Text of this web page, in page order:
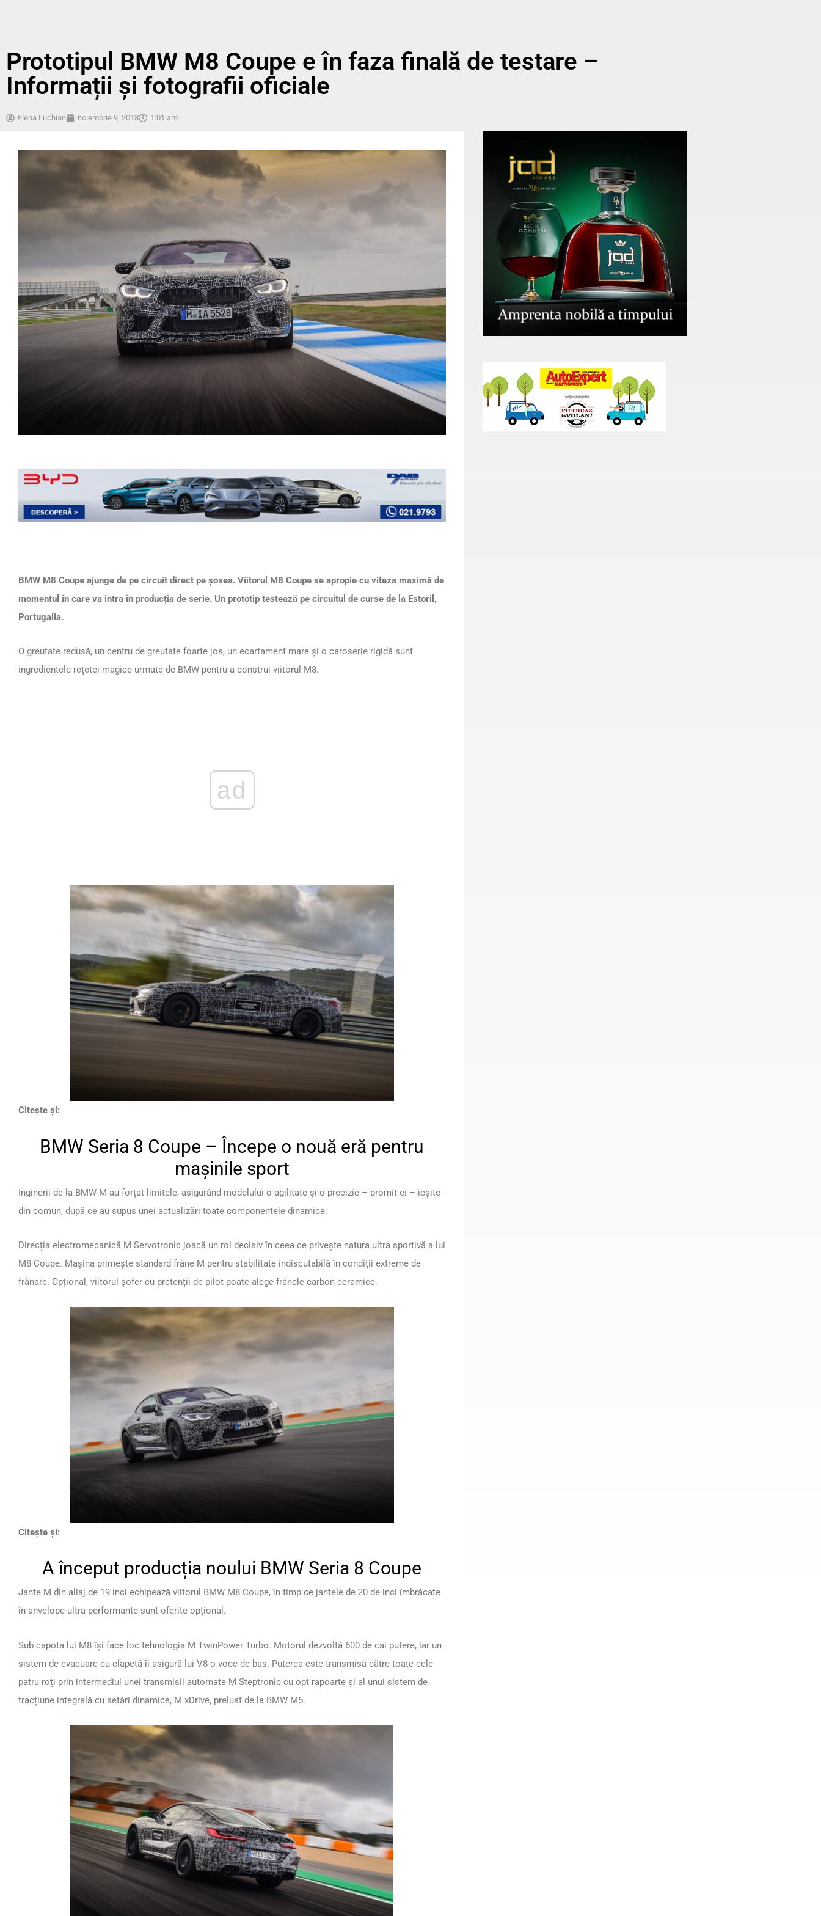
Prototipul BMW M8 Coupe e în faza finală de testare –
Informații și fotografii oficiale
Elena Luchian noiembrie 9, 2018 1:01 am
BMW M8 Coupe ajunge de pe circuit direct pe șosea. Viitorul M8 Coupe se apropie cu viteza maximă de
momentul în care va intra în producția de serie. Un prototip testează pe circuitul de curse de la Estoril,
Portugalia.
O greutate redusă, un centru de greutate foarte jos, un ecartament mare și o caroserie rigidă sunt
ingredientele rețetei magice urmate de BMW pentru a construi viitorul M8.
ad
Citește și:
BMW Seria 8 Coupe – Începe o nouă eră pentru
mașinile sport
Inginerii de la BMW M au forțat limitele, asigurând modelului o agilitate și o precizie – promit ei – ieșite
din comun, după ce au supus unei actualizări toate componentele dinamice.
Direcția electromecanică M Servotronic joacă un rol decisiv în ceea ce privește natura ultra sportivă a lui
M8 Coupe. Mașina primește standard frâne M pentru stabilitate indiscutabilă în condiții extreme de
frânare. Opțional, viitorul șofer cu pretenții de pilot poate alege frânele carbon-ceramice.
Citește și:
A început producția noului BMW Seria 8 Coupe
Jante M din aliaj de 19 inci echipează viitorul BMW M8 Coupe, în timp ce jantele de 20 de inci îmbrăcate
în anvelope ultra-performante sunt oferite opțional.
Sub capota lui M8 își face loc tehnologia M TwinPower Turbo. Motorul dezvoltă 600 de cai putere, iar un
sistem de evacuare cu clapetă îi asigură lui V8 o voce de bas. Puterea este transmisă către toate cele
patru roți prin intermediul unei transmisii automate M Steptronic cu opt rapoarte și al unui sistem de
tracțiune integrală cu setări dinamice, M xDrive, preluat de la BMW M5.